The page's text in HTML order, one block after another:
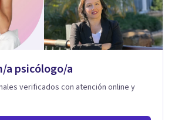
a psicólogo/a
verificados con atención online y